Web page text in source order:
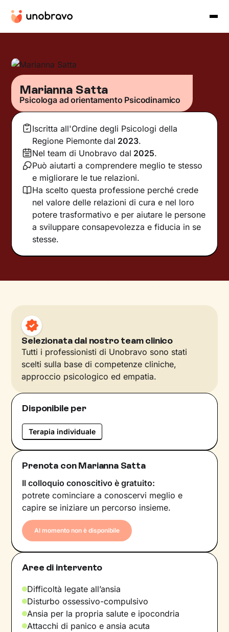
Marianna Satta
Psicologa ad orientamento Psicodinamico
Iscritta all'Ordine degli Psicologi della
Regione Piemonte dal 2023.
Nel team di Unobravo dal 2025.
Può aiutarti a comprendere meglio te stesso
e migliorare le tue relazioni.
Ha scelto questa professione perché crede
nel valore delle relazioni di cura e nel loro
potere trasformativo e per aiutare le persone
a sviluppare consapevolezza e fiducia in se
stesse.
Selezionata dal nostro team clinico
Tutti i professionisti di Unobravo sono stati
scelti sulla base di competenze cliniche,
approccio psicologico ed empatia.
Disponibile per
Terapia individuale
Prenota con Marianna Satta
Il colloquio conoscitivo è gratuito:
potrete cominciare a conoscervi meglio e
capire se iniziare un percorso insieme.
Al momento non è disponibile
Aree di intervento
Difficoltà legate all’ansia
Disturbo ossessivo-compulsivo
Ansia per la propria salute e ipocondria
Attacchi di panico e ansia acuta